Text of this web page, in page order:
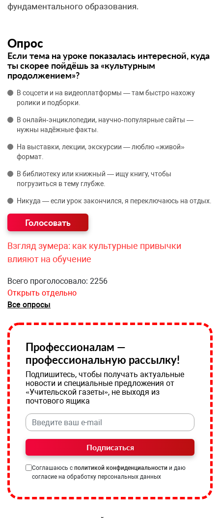
фундаментального образования.
Опрос
Если тема на уроке показалась интересной, куда
ты скорее пойдёшь за «культурным
продолжением»?
В соцсети и на видеоплатформы — там быстро нахожу
ролики и подборки.
В онлайн‑энциклопедии, научно‑популярные сайты —
нужны надёжные факты.
На выставки, лекции, экскурсии — люблю «живой»
формат.
В библиотеку или книжный — ищу книгу, чтобы
погрузиться в тему глубже.
Никуда — если урок закончился, я переключаюсь на отдых.
Взгляд зумера: как культурные привычки
влияют на обучение
Всего проголосовало: 2256
Открыть отдельно
Все опросы
Профессионалам —
профессиональную рассылку!
Подпишитесь, чтобы получать актуальные
новости и специальные предложения от
«Учительской газеты», не выходя из
почтового ящика
Подписаться
Соглашаюсь с политикой конфиденциальности и даю
согласие на обработку персональных данных